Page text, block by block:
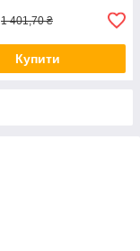
1 401,70 ₴
Купити